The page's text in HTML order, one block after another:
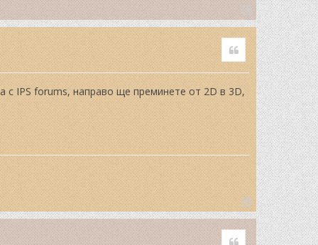
T
o
p
Quote
IPS forums, направо ще преминете от 2D в 3D,
T
o
p
Quote